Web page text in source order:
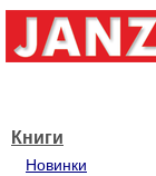
Книги
Новинки